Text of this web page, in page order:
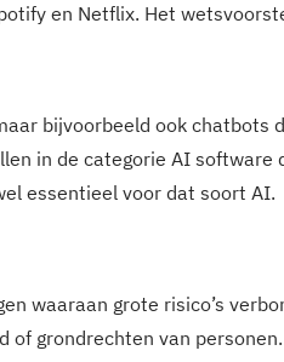
en Netflix. Het
bijvoorbeeld ook chatbots
in de categorie AI
essentieel voor dat soort AI.
waaraan grote risico’s
of grondrechten van